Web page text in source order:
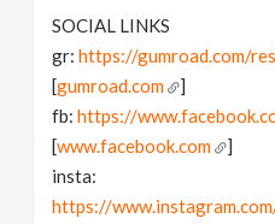
SOCIAL LINKS
gr:https://gumroad.com/
[gumroad.com
]
fb:https://
[www.facebook.com
]
insta:
https://